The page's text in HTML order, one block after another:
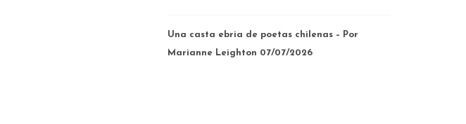
Una casta ebria de poetas chilenas – Por
Marianne Leighton 07/07/2026